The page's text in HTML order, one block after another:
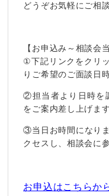
どうぞお気軽にご相
【お申込み～相談会
①下記リンクをクリ
りご希望のご面談日
②担当者より日時を
をご案内差し上げます
③当日お時間になり
クセスし、相談会に
お申込はこちらか